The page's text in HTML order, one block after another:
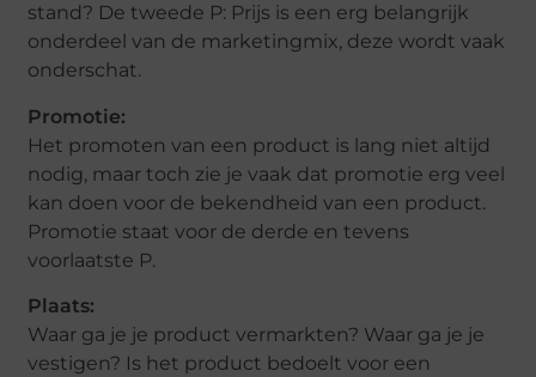
stand? De tweede P: Prijs is een erg belangrijk
onderdeel van de marketingmix, deze wordt vaak
onderschat.
Promotie:
Het promoten van een product is lang niet altijd
nodig, maar toch zie je vaak dat promotie erg veel
kan doen voor de bekendheid van een product.
Promotie staat voor de derde en tevens
voorlaatste P.
Plaats:
Waar ga je je product vermarkten? Waar ga je je
vestigen? Is het product bedoelt voor een